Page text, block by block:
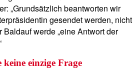
„Grundsätzlich beantworten wir
gesendet werden, nicht
Baldauf werde „eine Antwort der
einzige Frage